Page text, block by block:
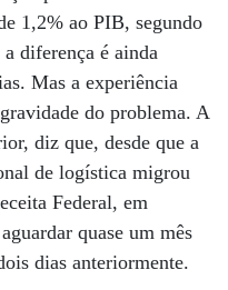
1,2% ao PIB, segundo
diferença é ainda
Mas a experiência
do problema. A
diz que, desde que a
de logística migrou
Federal, em
quase um mês
dias anteriormente.